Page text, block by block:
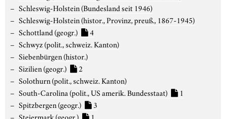
Schleswig-Holstein (Bundesland seit 1946)
Schleswig-Holstein (histor., Provinz, preuß., 1867-1945)
Schottland (geogr.)
4
Schwyz (polit., schweiz. Kanton)
Siebenbürgen (histor.)
Sizilien (geogr.)
2
Solothurn (polit., schweiz. Kanton)
South-Carolina (polit., US amerik. Bundesstaat)
1
Spitzbergen (geogr.)
3
Steiermark (geogr.)
1